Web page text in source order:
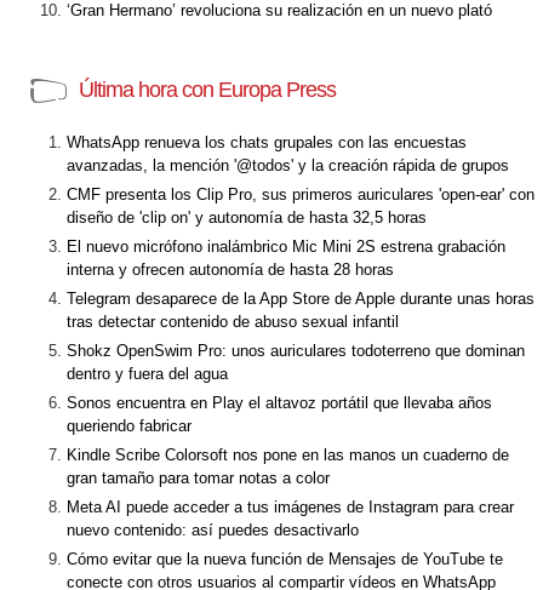
‘Gran Hermano’ revoluciona su realización en un nuevo plató
Última hora con Europa Press
WhatsApp renueva los chats grupales con las encuestas
avanzadas, la mención '@todos' y la creación rápida de grupos
CMF presenta los Clip Pro, sus primeros auriculares 'open-ear' con
diseño de 'clip on' y autonomía de hasta 32,5 horas
El nuevo micrófono inalámbrico Mic Mini 2S estrena grabación
interna y ofrecen autonomía de hasta 28 horas
Telegram desaparece de la App Store de Apple durante unas horas
tras detectar contenido de abuso sexual infantil
Shokz OpenSwim Pro: unos auriculares todoterreno que dominan
dentro y fuera del agua
Sonos encuentra en Play el altavoz portátil que llevaba años
queriendo fabricar
Kindle Scribe Colorsoft nos pone en las manos un cuaderno de
gran tamaño para tomar notas a color
Meta AI puede acceder a tus imágenes de Instagram para crear
nuevo contenido: así puedes desactivarlo
Cómo evitar que la nueva función de Mensajes de YouTube te
conecte con otros usuarios al compartir vídeos en WhatsApp